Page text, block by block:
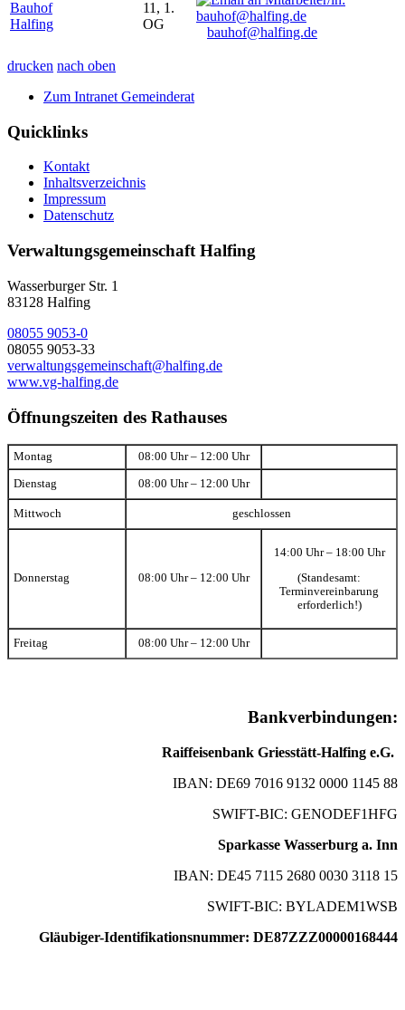
Bauhof
Halfing
11, 1.
OG
bauhof@halfing.de
drucken nach oben
Zum Intranet Gemeinderat
Quicklinks
Kontakt
Inhaltsverzeichnis
Impressum
Datenschutz
Verwaltungsgemeinschaft Halfing
Wasserburger Str. 1
83128 Halfing
08055 9053-0
08055 9053-33
verwaltungsgemeinschaft@halfing.de
www.vg-halfing.de
Öffnungszeiten des Rathauses
Montag 08:00 Uhr – 12:00 Uhr
Dienstag 08:00 Uhr – 12:00 Uhr
Mittwoch geschlossen
Donnerstag 08:00 Uhr – 12:00 Uhr
14:00 Uhr – 18:00 Uhr
(Standesamt:
Terminvereinbarung
erforderlich!)
Freitag 08:00 Uhr – 12:00 Uhr
Bankverbindungen:
Raiffeisenbank Griesstätt-Halfing e.G.
IBAN: DE69 7016 9132 0000 1145 88
SWIFT-BIC: GENODEF1HFG
Sparkasse Wasserburg a. Inn
IBAN: DE45 7115 2680 0030 3118 15
SWIFT-BIC: BYLADEM1WSB
Gläubiger-Identifikationsnummer: DE87ZZZ00000168444